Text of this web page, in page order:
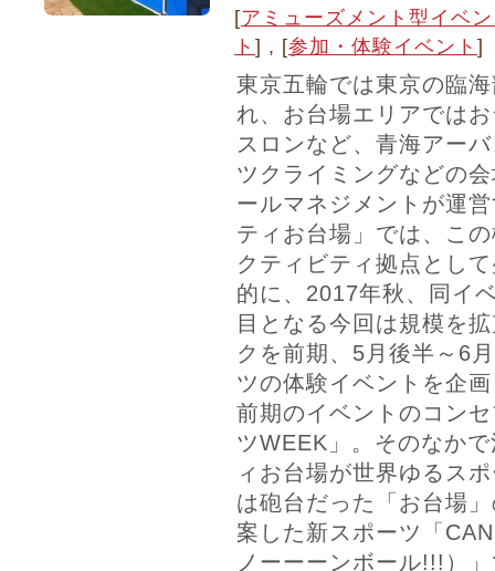
[アミューズメント型イベ
ト ] , [参加・体験イベント ]
東京五輪では東京の臨
れ、お台場エリアでは
スロンなど、青海アー
ツクライミングなどの
ールマネジメントが運
ティお台場」では、こ
クティビティ拠点とし
的に、2017年秋、同イ
目となる今回は規模を
クを前期、5月後半～6
ツの体験イベントを企
前期のイベントのコン
ツWEEK」。そのなか
ィお台場が世界ゆるス
は砲台だった「お台場
案した新スポーツ「
ノーーーンボール!!!）